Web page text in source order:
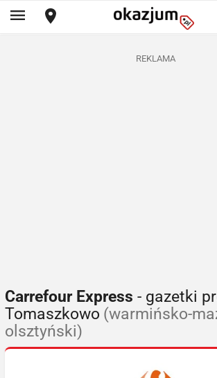
REKLAMA
Carrefour Express - gazetki
Tomaszkowo (warmińsko-
olsztyński)